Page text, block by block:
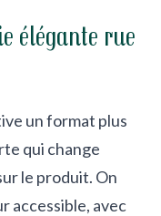
élégante rue
un format plus
qui change
le produit. On
accessible, avec